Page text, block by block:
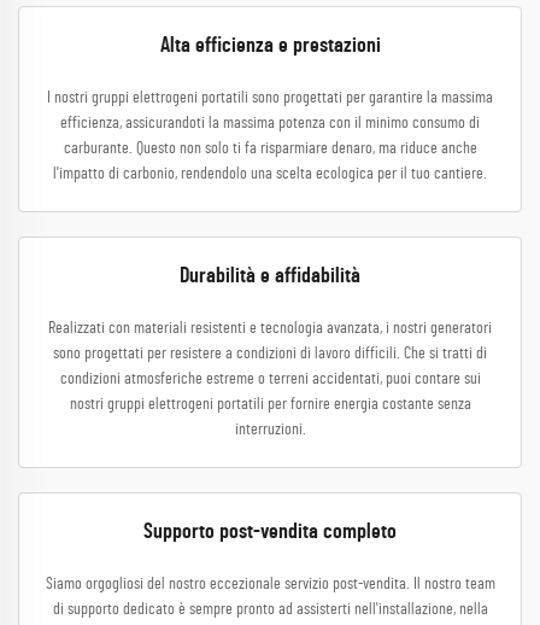
Alta efficienza e prestazioni
I nostri gruppi elettrogeni portatili sono progettati per garantire la massima
efficienza, assicurandoti la massima potenza con il minimo consumo di
carburante. Questo non solo ti fa risparmiare denaro, ma riduce anche
l'impatto di carbonio, rendendolo una scelta ecologica per il tuo cantiere.
Durabilità e affidabilità
Realizzati con materiali resistenti e tecnologia avanzata, i nostri generatori
sono progettati per resistere a condizioni di lavoro difficili. Che si tratti di
condizioni atmosferiche estreme o terreni accidentati, puoi contare sui
nostri gruppi elettrogeni portatili per fornire energia costante senza
interruzioni.
Supporto post-vendita completo
Siamo orgogliosi del nostro eccezionale servizio post-vendita. Il nostro team
di supporto dedicato è sempre pronto ad assisterti nell'installazione, nella